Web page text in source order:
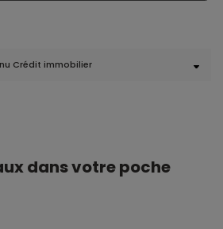
Crédit immobilier
dans votre poche